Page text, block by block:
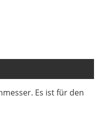
Es ist für den